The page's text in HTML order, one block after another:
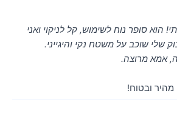
הוא סופר נוח לשימוש, קל לניקוי ואני
שלי שוכב על משטח נקי והיגייני.
אמא מרוצה.
מהיר ובטוח!